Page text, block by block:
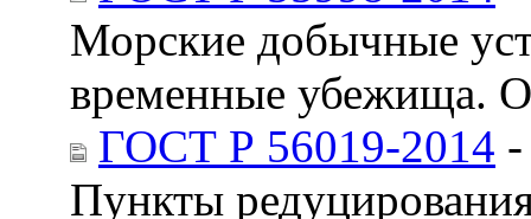
Морские добычные
временные убежища.
ГОСТ Р 56019-2014
Пункты